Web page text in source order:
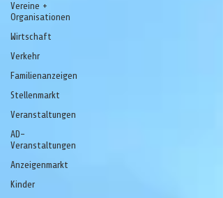
Vereine +
Organisationen
Wirtschaft
Verkehr
Familienanzeigen
Stellenmarkt
Veranstaltungen
AD-
Veranstaltungen
Anzeigenmarkt
Kinder